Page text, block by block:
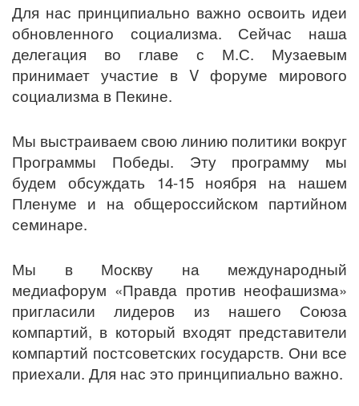
Для нас принципиально важно освоить идеи
обновленного социализма. Сейчас наша
делегация во главе с М.С. Музаевым
принимает участие в V форуме мирового
социализма в Пекине.
Мы выстраиваем свою линию политики вокруг
Программы Победы. Эту программу мы
будем обсуждать 14-15 ноября на нашем
Пленуме и на общероссийском партийном
семинаре.
Мы в Москву на международный
медиафорум «Правда против неофашизма»
пригласили лидеров из нашего Союза
компартий, в который входят представители
компартий постсоветских государств. Они все
приехали. Для нас это принципиально важно.